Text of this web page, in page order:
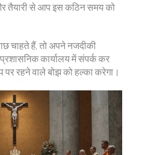
तैयारी से आप इस कठिन समय को
चाहते हैं, तो अपने नजदीकी
कार्यालय में संपर्क कर
रहने वाले बोझ को हल्का करेगा।